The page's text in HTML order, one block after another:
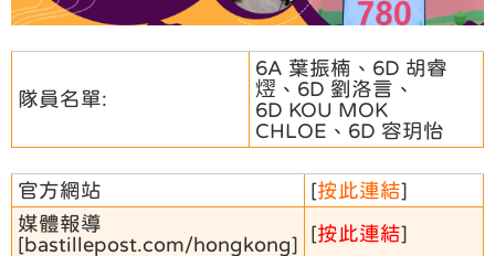
隊員名單:
6A 葉振楠、6D 胡睿
熤、6D 劉洛言、
6D KOU MOK
CHLOE、6D 容玥怡
官方網站 [按此連結]
媒體報導
[bastillepost.com/hongkong]
[按此連結]